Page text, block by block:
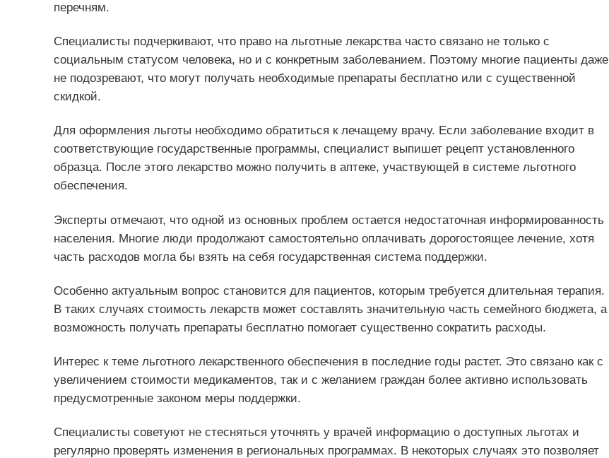
перечням.
Специалисты подчеркивают, что право на льготные лекарства часто связано не только с
социальным статусом человека, но и с конкретным заболеванием. Поэтому многие пациенты даже
не подозревают, что могут получать необходимые препараты бесплатно или с существенной
скидкой.
Для оформления льготы необходимо обратиться к лечащему врачу. Если заболевание входит в
соответствующие государственные программы, специалист выпишет рецепт установленного
образца. После этого лекарство можно получить в аптеке, участвующей в системе льготного
обеспечения.
Эксперты отмечают, что одной из основных проблем остается недостаточная информированность
населения. Многие люди продолжают самостоятельно оплачивать дорогостоящее лечение, хотя
часть расходов могла бы взять на себя государственная система поддержки.
Особенно актуальным вопрос становится для пациентов, которым требуется длительная терапия.
В таких случаях стоимость лекарств может составлять значительную часть семейного бюджета, а
возможность получать препараты бесплатно помогает существенно сократить расходы.
Интерес к теме льготного лекарственного обеспечения в последние годы растет. Это связано как с
увеличением стоимости медикаментов, так и с желанием граждан более активно использовать
предусмотренные законом меры поддержки.
Специалисты советуют не стесняться уточнять у врачей информацию о доступных льготах и
регулярно проверять изменения в региональных программах. В некоторых случаях это позволяет